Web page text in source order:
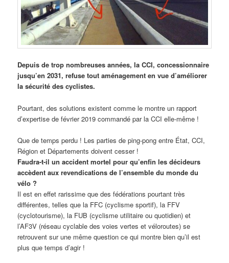
Depuis de trop nombreuses années, la CCI, concessionnaire
jusqu’en 2031, refuse tout aménagement en vue d’améliorer
la sécurité des cyclistes.
Pourtant, des solutions existent comme le montre un rapport
d’expertise de février 2019 commandé par la CCI elle-même !
Que de temps perdu ! Les parties de ping-pong entre État, CCI,
Région et Départements doivent cesser !
Faudra-t-il un accident mortel pour qu’enfin les décideurs
accèdent aux revendications de l’ensemble du monde du
vélo ?
Il est en effet rarissime que des fédérations pourtant très
différentes, telles que la FFC (cyclisme sportif), la FFV
(cyclotourisme), la FUB (cyclisme utilitaire ou quotidien) et
l’AF3V (réseau cyclable des voies vertes et véloroutes) se
retrouvent sur une même question ce qui montre bien qu’il est
plus que temps d’agir !